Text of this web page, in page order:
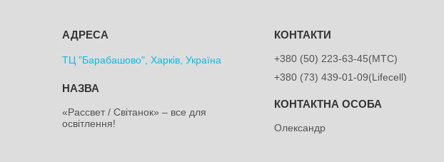
ТЦ "Барабашово", Харків, Україна
«Рассвет / Світанок» – все для
освітлення!
+380 (50) 223-63-45 МТС
+380 (73) 439-01-09 Lifecell
Олександр